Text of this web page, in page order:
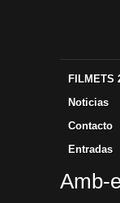
FILMETS
Noticias
Contacto
Entradas
Amb-